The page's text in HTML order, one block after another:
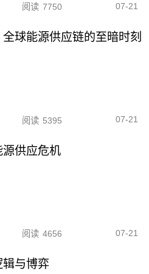
阅读 7750 07-21
球能源供应链的至暗时刻
阅读 5395 07-21
供应危机
阅读 4656 07-21
辑与博弈